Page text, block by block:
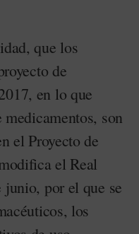
que los
de
en lo que
son
el Proyecto de
el Real
por el que se
los